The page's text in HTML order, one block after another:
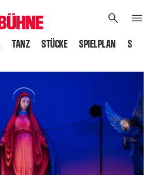
TANZ STÜCKE SPIELPLAN